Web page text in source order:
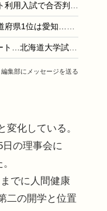
【大学受験】東洋大、共通テスト利用入試で合否判定ミス…3人が追加合格
【大学受験】地元進学の多い都道府県1位は愛知…旺文社
【共通テスト2026】1日目スタート…北海道大学試験会場のようす
編集部にメッセージを送る
化している。
の理事会に
でに人間健康
二の開学と位置